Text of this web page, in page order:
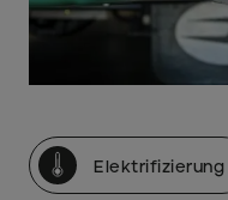
Elektrifizierung